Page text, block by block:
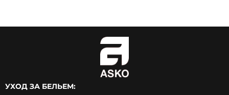
УХОД ЗА БЕЛЬЕМ: